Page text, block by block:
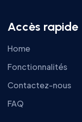
Accès rapide
Home
Fonctionnalités
Contactez-nous
FAQ